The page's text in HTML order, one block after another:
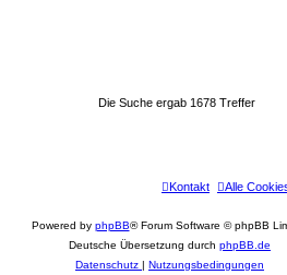
Die Suche ergab 1678 Treffer
Alle
Kontakt
Powered by phpBB® Forum Software © phpBB
Deutsche Übersetzung durch phpBB.de
Datenschutz | Nutzungsbedingungen